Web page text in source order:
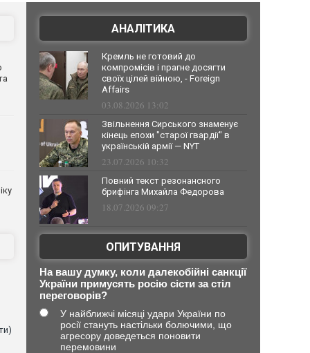
АНАЛІТИКА
Кремль не готовий до
компромісів і прагне досягти
своїх цілей війною, - Foreign
Affairs
03.08.2026 13:02
Звільнення Сирського знаменує
кінець епохи "старої гвардії" в
українській армії — NYT
23.07.2026 10:32
Повний текст резонансного
брифінга Михайла Федорова
18.07.2026 09:27
ОПИТУВАННЯ
На вашу думку, коли далекобійні санкції
України примусять росію сісти за стіл
переговорів?
У найближчі місяці удари України по
росії стануть настільки болючими, що
агресору доведеться поновити
перемовини